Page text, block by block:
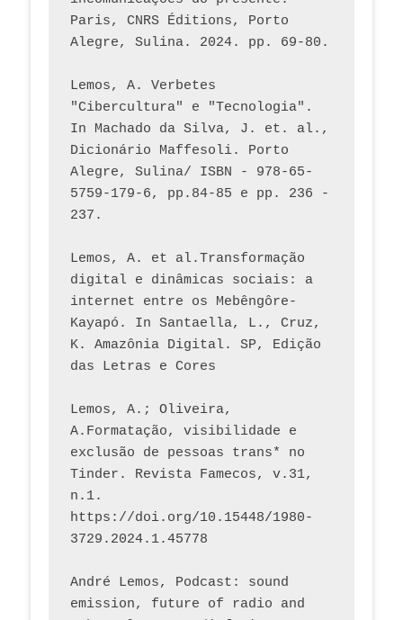
Paris, CNRS Éditions, Porto
Lemos, A. Verbetes
"Cibercultura" e "Tecnologia".
In Machado da Silva, J. et. al.,
Dicionário Maffesoli. Porto
Alegre, Sulina/ ISBN - 978-65-
5759-179-6, pp.84-85 e pp. 236 -
237.
Lemos, A. et al.Transformação
digital e dinâmicas sociais: a
internet entre os Mebêngôre-
Kayapó. In Santaella, L., Cruz,
K. Amazônia Digital. SP, Edição
das Letras e Cores
Lemos, A.; Oliveira,
A.Formatação, visibilidade e
exclusão de pessoas trans* no
Tinder. Revista Famecos, v.31,
n.1.
https://doi.org/10.15448/1980-
3729.2024.1.45778
André Lemos, Podcast: sound
emission, future of radio and